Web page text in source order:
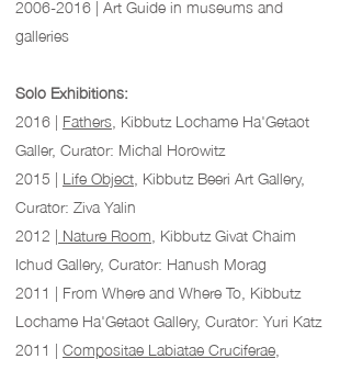
galleries
Solo Exhibitions:
2016 | Fathers, Kibbutz Lochame Ha'Getaot
Galler, Curator: Michal Horowitz
2015 | Life Object, Kibbutz Beeri Art Gallery,
Curator: Ziva Yalin
2012 | Nature Room, Kibbutz Givat Chaim
Ichud Gallery, Curator: Hanush Morag
2011 | From Where and Where To, Kibbutz
Lochame Ha'Getaot Gallery, Curator: Yuri Katz
2011 |Compositae Labiatae Cruciferae,